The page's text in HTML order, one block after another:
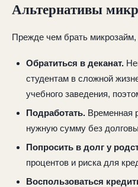
Альтернативы
Прежде чем брать
Обратиться в деканат.
студентам в сложной
учебного заведения,
Подработать. Временная
нужную сумму без
Попросить в долг у
процентов и риска для
Воспользоваться